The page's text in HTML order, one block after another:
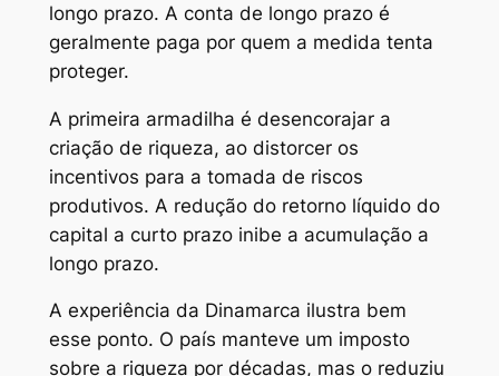
longo prazo. A conta de longo prazo é
geralmente paga por quem a medida tenta
proteger.
A primeira armadilha é desencorajar a
criação de riqueza, ao distorcer os
incentivos para a tomada de riscos
produtivos. A redução do retorno líquido do
capital a curto prazo inibe a acumulação a
longo prazo.
A experiência da Dinamarca ilustra bem
esse ponto. O país manteve um imposto
sobre a riqueza por décadas, mas o reduziu